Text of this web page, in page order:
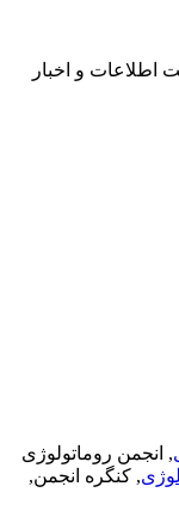
اطلاعات و اخبار
, انجمن روماتولوژی
, کنگره انجمن,